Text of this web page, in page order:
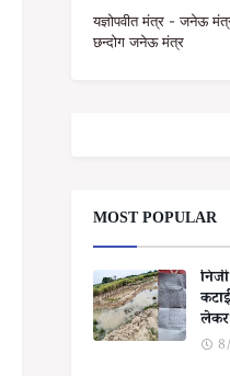
यज्ञोपवीत मंत्र - जनेऊ
छन्दोग जनेऊ मंत्र
MOST POPULAR